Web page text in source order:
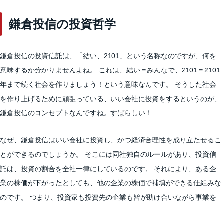
鎌倉投信の投資哲学
鎌倉投信の投資信託は、「結い、2101」という名称なのですが、何を
意味するか分かりませんよね。 これは、結い＝みんなで、2101＝2101
年まで続く社会を作りましょう！という意味なんです。 そうした社会
を作り上げるために頑張っている、いい会社に投資をするというのが、
鎌倉投信のコンセプトなんですね。すばらしい！
なぜ、鎌倉投信はいい会社に投資し、かつ経済合理性を成り立たせるこ
とができるのでしょうか。 そこには同社独自のルールがあり、投資信
託は、投資の割合を全社一律にしているのです。 それにより、ある企
業の株価が下がったとしても、他の企業の株価で補填ができる仕組みな
のです。 つまり、投資家も投資先の企業も皆が助け合いながら事業を